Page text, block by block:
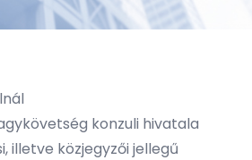
konzuli hivatala
illetve közjegyzői jellegű